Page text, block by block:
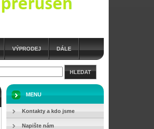
VÝPRODEJ DÁLE
HLEDAT
MENU
Kontakty a kdo jsme
Napište nám